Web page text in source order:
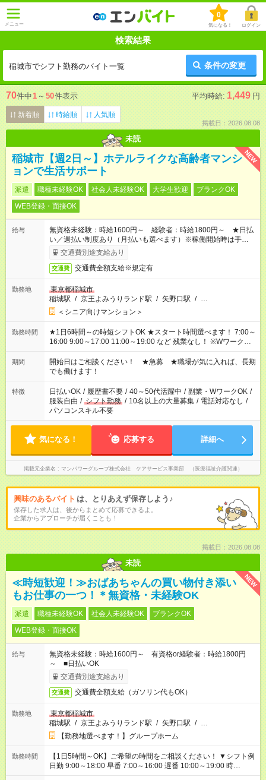
メニュー
0
気になる！ ログイン
検索結果
稲城市でシフト勤務のバイト一覧 条件の変更
70件中1 ～ 50件表示 平均時給: 1,449 円
新着順 時給順 人気順
掲載日：2026.08.08
未読
NEW
稲城市【週2日～】ホテルライクな高齢者マンシ
ョンで生活サポート
派遣 職種未経験OK 社会人未経験OK 大学生歓迎
ブランクOK
WEB登録・面接OK
給与
無資格未経験：時給1600円～ 経験者：時給1800円～ ★日払
い／週払い制度あり（月払いも選べます）※稼働開始時は手続き
完了次第のお支払いとなります。
交通費別途支給あり
交通費 交通費全額支給※規定有
勤務地
東京都稲城市
稲城駅 / 京王よみうりランド駅 / 矢野口駅 / …
＜シニア向けマンション＞
勤務時間
★1日6時間～の時短シフトOK ★スタート時間選べます！ 7:00～
16:00 9:00～17:00 11:00～19:00 など 残業なし！ ※Wワークの
場合、他のお仕事と合わせ週40時間超の就業はご案内できませ
ん ※法令に基づき、週20時間以上勤務は社会保険への加入対象
となります ※労働者派遣法（日雇い派遣の原則禁止）により、
短時間・短期間の就業はご案内が難しい場合があります
期間
開始日はご相談ください！ ★急募 ★職場が気に入れば、長期
でも働けます！
特徴 日払いOK / 履歴書不要 / 40～50代活躍中 / 副業・WワークOK /
服装自由 / シフト勤務 / 10名以上の大量募集 / 電話対応なし /
パソコンスキル不要
気になる！ 応募する 詳細へ
掲載元企業名 マンパワーグループ株式会社 ケアサービス事業部 （医療福祉介護関連）
興味のあるバイト は、とりあえず保存しよう♪
保存した求人は、後からまとめて応募できるよ。
企業からアプローチが届くことも！
掲載日：2026.08.08
未読
NEW
≪時短歓迎！≫おばあちゃんの買い物付き添い
もお仕事の一つ！＊無資格・未経験OK
派遣 職種未経験OK 社会人未経験OK
ブランクOK
WEB登録・面接OK
給与
無資格未経験：時給1600円～ 有資格or経験者：時給1800円
～ ■日払いOK
交通費別途支給あり
交通費 交通費全額支給（ガソリン代もOK）
勤務地
東京都稲城市
稲城駅 / 京王よみうりランド駅 / 矢野口駅 / …
【勤務地選べます！】グループホーム
勤務時間
【1日5時間～OK】ご希望の時間をご相談ください！ ▼シフト例
日勤 9:00～18:00 早番 7:00～16:00 遅番 10:00～19:00 時
短 10:00～15:00 上記はあくまで一例です。 「夕方までには帰宅